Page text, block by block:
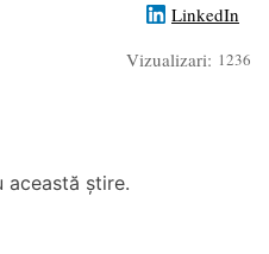
LinkedIn
Vizualizari: 1236
această știre.